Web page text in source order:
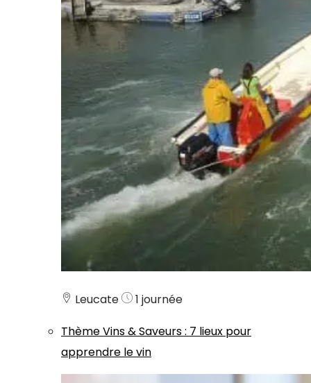
Leucate
1 journée
ThèmeVins & Saveurs: 7 lieux pour
apprendre le vin